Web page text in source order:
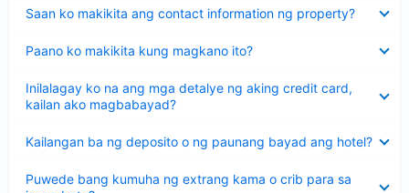
Saan ko makikita ang contact information ng property?
ang
Paano ko makikita kung magkano ito?
ang
Inilalagay ko na ang mga detalye ng aking credit card,
kailan ako magbabayad?
ang
sagot
Kailangan ba ng deposito o ng paunang bayad ang hotel?
ang
Puwede bang kumuha ng extrang kama o crib para sa
ang